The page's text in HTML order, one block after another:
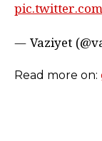
— Vaziyet
Read more on: